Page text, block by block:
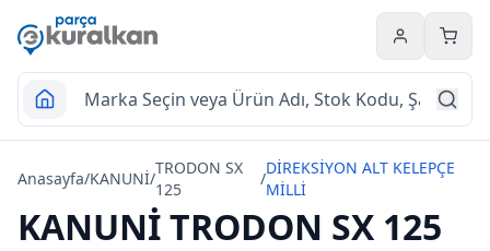
Hesabım
Anasayfa/KANUNİ/
TRODON SX
125
/
DİREKSİYON ALT KELEPÇE
MİLLİ
KANUNİ TRODON SX 125